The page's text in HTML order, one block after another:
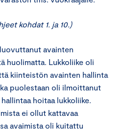
kohdat 1. ja 10.)
avainten
huolimatta. Lukkoliike oli
kiinteistön avainten hallinta
puolestaan oli ilmoittanut
hoitaa lukkoliike.
ei ollut kattavaa
avaimista oli kuitattu